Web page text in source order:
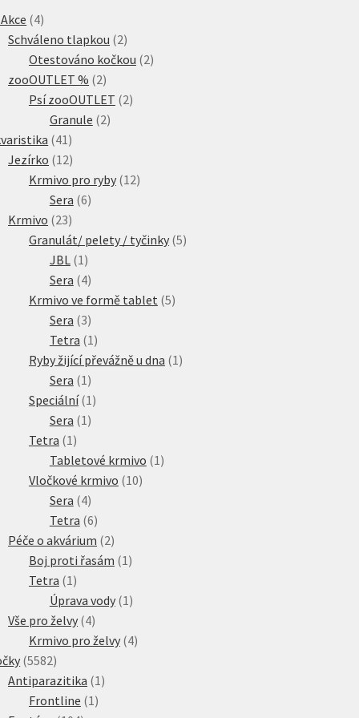
44
produkty
Schváleno tlapkou 22
produkty
Otestováno kočkou 22
zooOUTLET % 22
produkty
Psí zooOUTLET 22
Granule 22
4141
produktů
Jezírko 1212
produktů
Krmivo pro ryby 1212
Sera 66
Krmivo 2323
produktů
Granulát/ pelety / tyčinky 55
JBL 11
produkt
Sera 44
produkty
Krmivo ve formě tablet 55
Sera 33
produkty
Tetra 11
produkt
Ryby žijící převážně u dna 11
Sera 11
produkt
Speciální 11
Sera 11
Tetra 11
produkt
Tabletové krmivo 11
Vločkové krmivo 1010
Sera 44
produkty
Tetra 66
produktů
Péče o akvárium 22
produkty
Boj proti řasám 11
Tetra 11
produkt
Úprava vody 11
Vše pro želvy 44
produkty
Krmivo pro želvy 44
55825582
produktů
Antiparazitika 11
Frontline 11